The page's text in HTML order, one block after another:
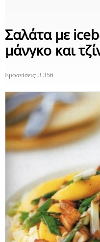
Σαλάτα με
μάνγκο και
Εμφανίσεις: 3.356